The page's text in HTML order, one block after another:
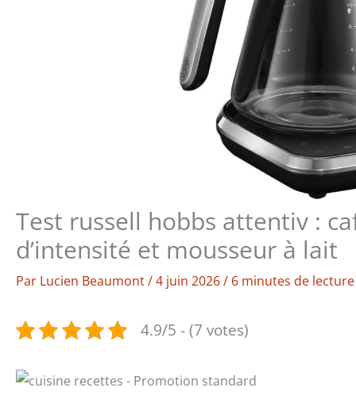
Test russell hobbs attentiv :
d’intensité et mousseur à lait
Par Lucien Beaumont/4 juin 2026/ 6 minutes de lecture
4.9/5 - (7 votes)